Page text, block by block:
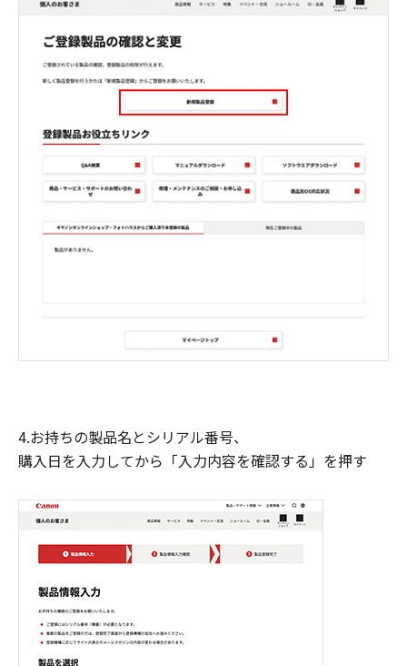
4.お持ちの製品名とシリアル番号、
購入日を入力してから「入力内容を確認する」を押す